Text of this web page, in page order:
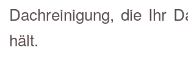
Dachreinigung, die Ihr
hält.